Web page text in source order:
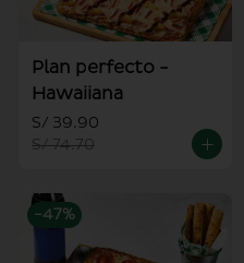
Plan perfecto -
Hawaiiana
S/ 39.90
S/ 74.70
-47%